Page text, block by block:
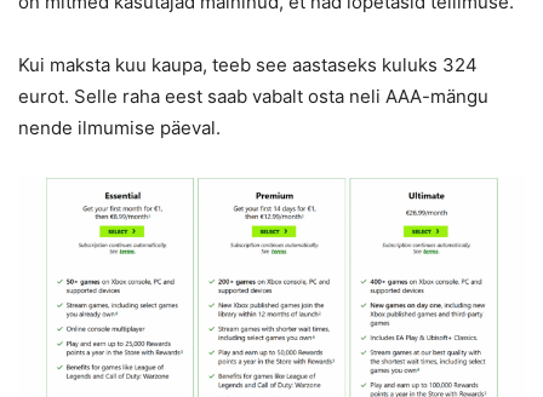
Kui maksta kuu kaupa, teeb see aastaseks kuluks 324
eurot. Selle raha eest saab vabalt osta neli AAA-mängu
nende ilmumise päeval.